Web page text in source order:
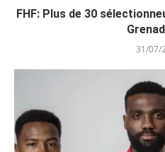
FHF: Plus de 30
31/07/